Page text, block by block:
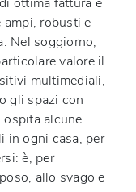
robusti e
Nel soggiorno,
valore il
multimediali,
gli spazi con
alcune
in ogni casa, per
è, per
allo svago e